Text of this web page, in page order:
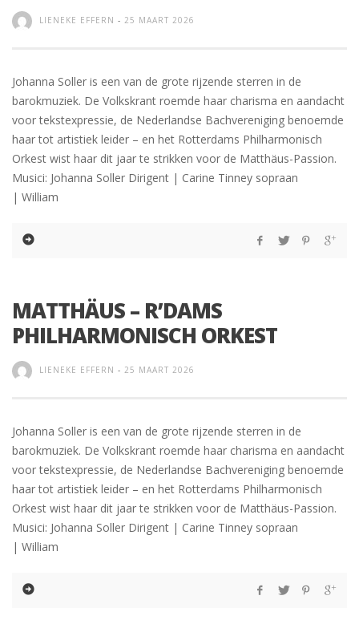
LIENEKE EFFERN - 25 MAART 2026
Johanna Soller is een van de grote rijzende sterren in de
barokmuziek. De Volkskrant roemde haar charisma en aandacht
voor tekstexpressie, de Nederlandse Bachvereniging benoemde
haar tot artistiek leider – en het Rotterdams Philharmonisch
Orkest wist haar dit jaar te strikken voor de Matthäus-Passion.
Musici: Johanna Soller Dirigent | Carine Tinney sopraan
| William
MATTHÄUS – R’DAMS
PHILHARMONISCH ORKEST
LIENEKE EFFERN - 25 MAART 2026
Johanna Soller is een van de grote rijzende sterren in de
barokmuziek. De Volkskrant roemde haar charisma en aandacht
voor tekstexpressie, de Nederlandse Bachvereniging benoemde
haar tot artistiek leider – en het Rotterdams Philharmonisch
Orkest wist haar dit jaar te strikken voor de Matthäus-Passion.
Musici: Johanna Soller Dirigent | Carine Tinney sopraan
| William